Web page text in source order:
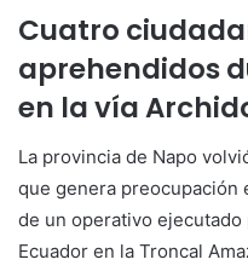
Cuatro
aprehendidos
en la vía
La provincia de Napo
que genera preocupación
de un operativo
Ecuador en la Troncal